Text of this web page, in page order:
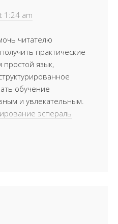
1:24 am
читателю
практические
язык,
обучение
и увлекательным.
эспераль